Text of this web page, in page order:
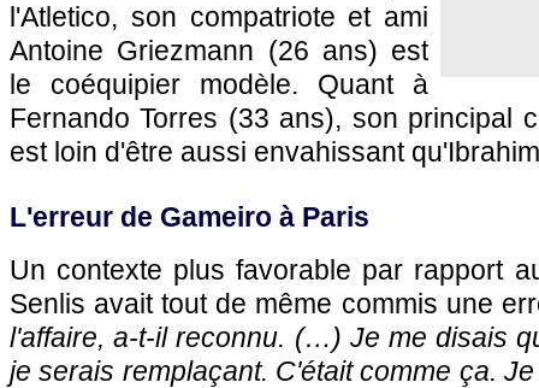
l'Atletico, son compatriote et ami
Antoine Griezmann (26 ans) est
le coéquipier modèle. Quant à
Fernando Torres (33 ans), son principal
est loin d'être aussi envahissant
L'erreur de Gameiro à Paris
Un contexte plus favorable par rapport
Senlis avait tout de même commis une
l'affaire, a-t-il reconnu. (…) Je me disais
je serais remplaçant. C'était comme ça.